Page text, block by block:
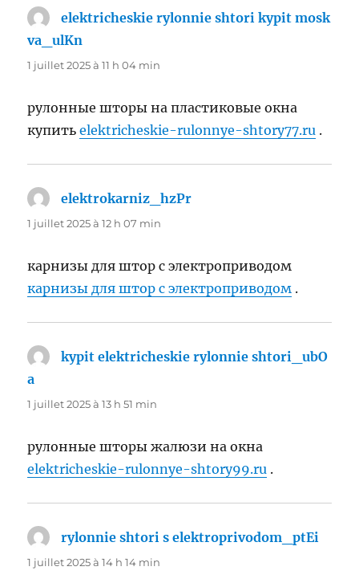
elektricheskie rylonnie shtori kypit mosk
va_ulKn
1 juillet 2025 à 11 h 04 min
рулонные шторы на пластиковые окна
купитьelektricheskie-rulonnye-shtory77.ru .
elektrokarniz_hzPr
1 juillet 2025 à 12 h 07 min
карнизы для штор с электроприводом
карнизы для штор с электроприводом .
kypit elektricheskie rylonnie shtori_ubO
a
1 juillet 2025 à 13 h 51 min
рулонные шторы жалюзи на окна
elektricheskie-rulonnye-shtory99.ru .
rylonnie shtori s elektroprivodom_ptEi
1 juillet 2025 à 14 h 14 min